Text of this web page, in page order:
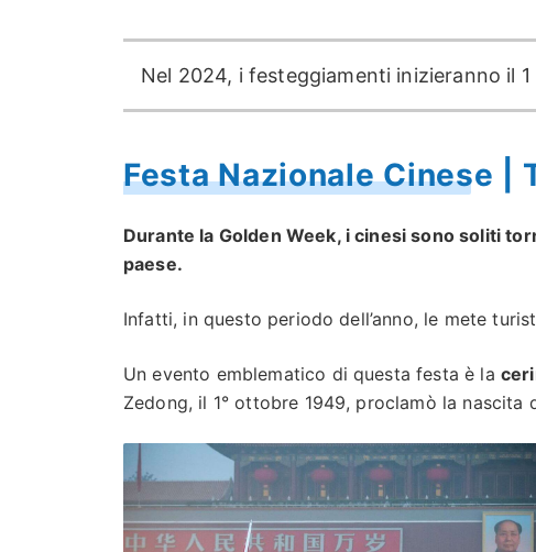
Nel 2024, i festeggiamenti inizieranno il
Festa Nazionale Cinese |
Durante la Golden Week, i cinesi sono soliti
paese.
Infatti, in questo periodo dell’anno, le mete
Un evento emblematico di questa festa è la
Zedong, il 1° ottobre 1949, proclamò la nascita